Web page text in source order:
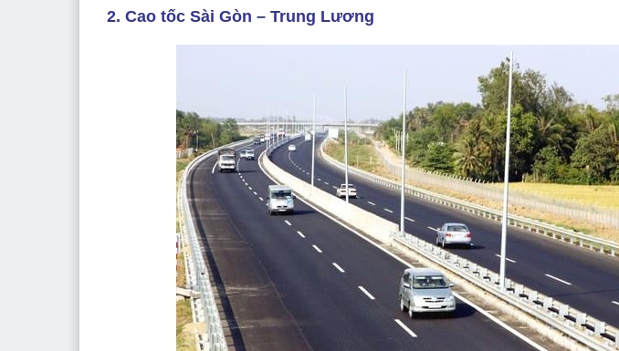
2. Cao tốc Sài Gòn – Trung Lương